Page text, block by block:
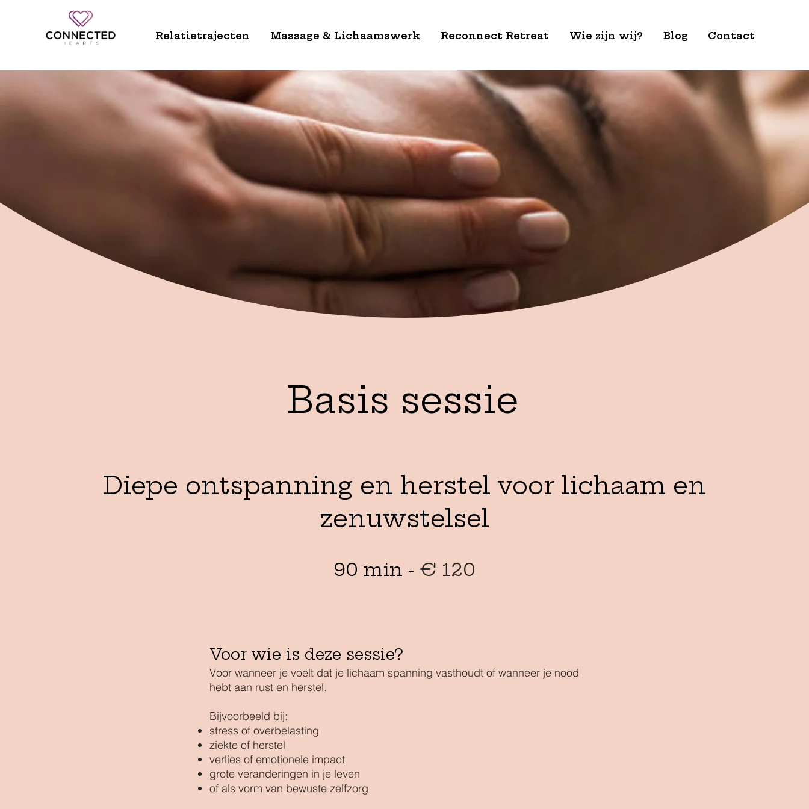
Relatietrajecten Massage & Lichaamswerk Reconnect Retreat Wie zijn wij? Blog Contact
Basis sessie
Diepe ontspanning en herstel voor lichaam en
zenuwstelsel
90 min - € 120
Voor wie is deze sessie?
Voor wanneer je voelt dat je lichaam spanning vasthoudt of wanneer je nood
hebt aan rust en herstel.
Bijvoorbeeld bij:
stress of overbelasting
ziekte of herstel
verlies of emotionele impact
grote veranderingen in je leven
of als vorm van bewuste zelfzorg